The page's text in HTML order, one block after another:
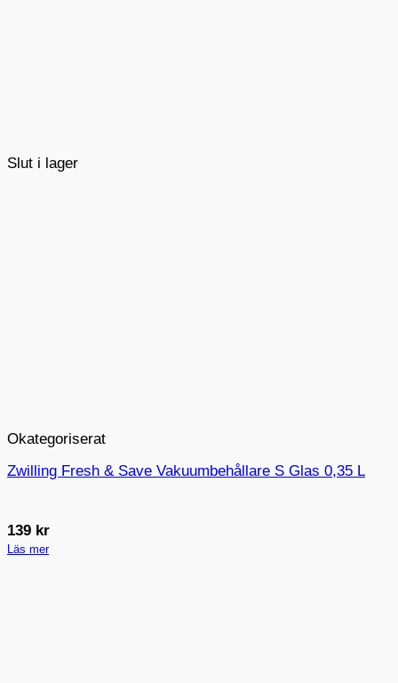
Slut i lager
Okategoriserat
Zwilling Fresh & Save Vakuumbehållare S Glas 0,35 L
139 kr
Läs mer